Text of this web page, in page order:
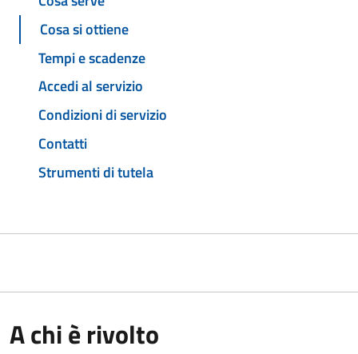
Cosa si ottiene
Tempi e scadenze
Accedi al servizio
Condizioni di servizio
Contatti
Strumenti di tutela
A chi è rivolto